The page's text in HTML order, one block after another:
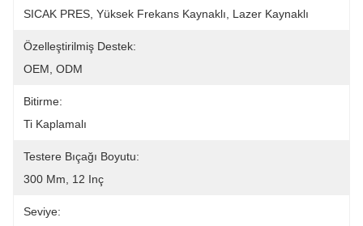
SICAK PRES, Yüksek Frekans Kaynaklı, Lazer Kaynaklı
Özelleştirilmiş Destek:
OEM, ODM
Bitirme:
Ti Kaplamalı
Testere Bıçağı Boyutu:
300 Mm, 12 Inç
Seviye: